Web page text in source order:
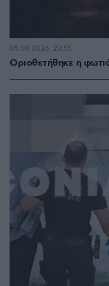
Οριοθετήθηκε η
05.08.2026, 23:55